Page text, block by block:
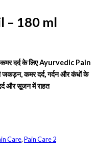
– 180 ml
दर्द के लिए Ayurvedic Pain
जकड़न, कमर दर्द, गर्दन और कंधों के
और सूजन में राहत
Care,Pain Care 2